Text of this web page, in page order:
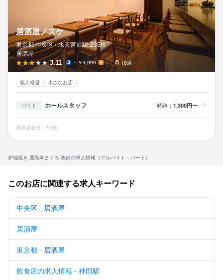
炉端焼き 鷹島本まぐろ 魚然の求人情報（アルバイト・パート）
居酒屋ノスケ
東京都 中央区 / 水天宮前駅 235m
居酒屋
3.11 ～￥4,999 － 18席
個人経営 小さなお店
バイト ホールスタッフ 時給： 1,300円〜
最終更新日：7日前
このお店に関連する求人キーワード
中央区 - 居酒屋
居酒屋
東京都 - 居酒屋
飲食店の求人情報 - 神田駅